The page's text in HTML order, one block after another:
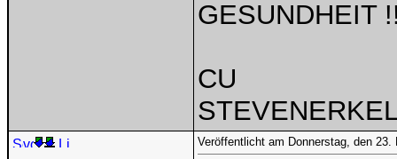
GESUNDHEIT
CU
Veröffentlicht am Donnerstag, den